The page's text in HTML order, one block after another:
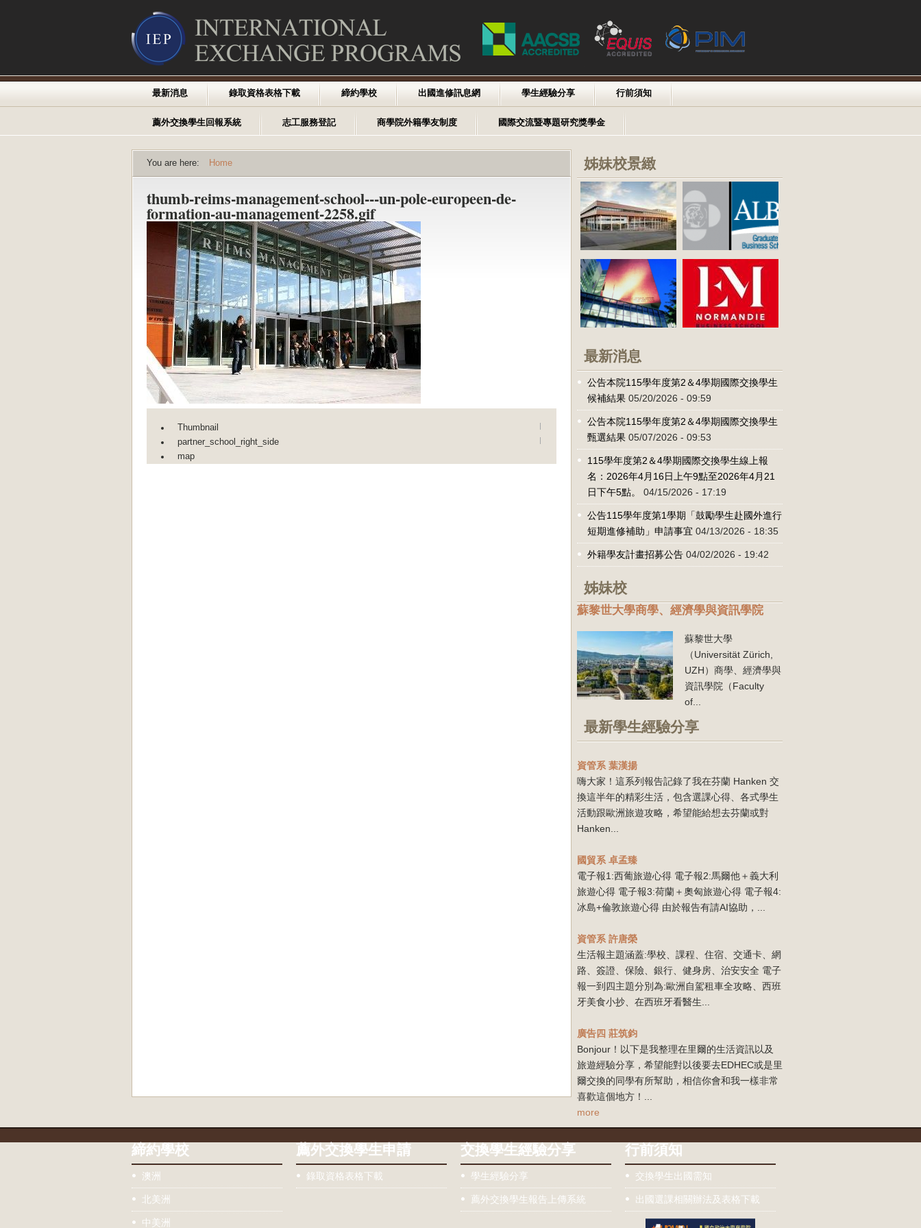
最新消息 錄取資格表格下載 締約學校 出國進修訊息網 學生經驗分享 行前須知
薦外交換學生回報系統 志工服務登記 商學院外籍學友制度 國際交流暨專題研究獎學金
You are here: Home
thumb-reims-management-school---un-pole-europeen-de-
formation-au-management-2258.gif
Thumbnail
partner_school_right_side
map
姊妹校景緻
最新消息
公告本院115學年度第2＆4學期國際交換學生
候補結果 05/20/2026 - 09:59
公告本院115學年度第2＆4學期國際交換學生
甄選結果 05/07/2026 - 09:53
115學年度第2＆4學期國際交換學生線上報
名：2026年4月16日上午9點至2026年4月21
日下午5點。
04/15/2026 - 17:19
公告115學年度第1學期「鼓勵學生赴國外進行
短期進修補助」申請事宜 04/13/2026 - 18:35
外籍學友計畫招募公告 04/02/2026 - 19:42
姊妹校
蘇黎世大學商學、經濟學與資訊學院
蘇黎世大學
（Universität Zürich,
UZH）商學、經濟學與
資訊學院（Faculty
of...
最新學生經驗分享
資管系 葉漢揚
嗨大家！這系列報告記錄了我在芬蘭 Hanken 交
換這半年的精彩生活，包含選課心得、各式學生
活動跟歐洲旅遊攻略，希望能給想去芬蘭或對
Hanken...
國貿系 卓孟臻
電子報1:西葡旅遊心得 電子報2:馬爾他＋義大利
旅遊心得 電子報3:荷蘭＋奧匈旅遊心得 電子報4:
冰島+倫敦旅遊心得 由於報告有請AI協助，...
資管系 許唐榮
生活報主題涵蓋:學校、課程、住宿、交通卡、網
路、簽證、保險、銀行、健身房、治安安全 電子
報一到四主題分別為:歐洲自駕租車全攻略、西班
牙美食小抄、在西班牙看醫生...
廣告四 莊筑鈞
Bonjour！以下是我整理在里爾的生活資訊以及
旅遊經驗分享，希望能對以後要去EDHEC或是里
爾交換的同學有所幫助，相信你會和我一樣非常
喜歡這個地方！...
more
締約學校
澳洲
北美洲
中美洲
薦外交換學生申請
錄取資格表格下載
交換學生經驗分享
學生經驗分享
薦外交換學生報告上傳系統
行前須知
交換學生出國需知
出國選課相關辦法及表格下載